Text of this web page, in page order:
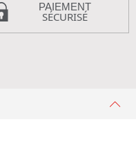
PAIEMENT
SÉCURISÉ